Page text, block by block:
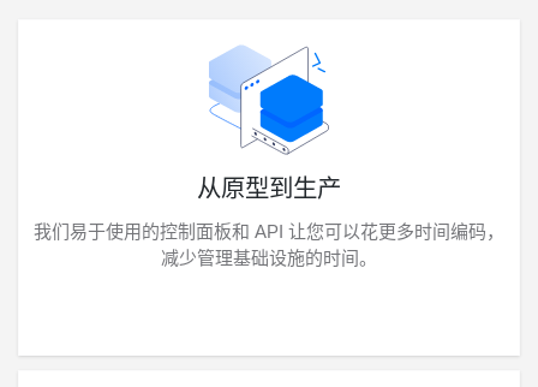
从原型到生产
我们易于使用的控制面板和 API 让您可以花更多时间编码，
减少管理基础设施的时间。